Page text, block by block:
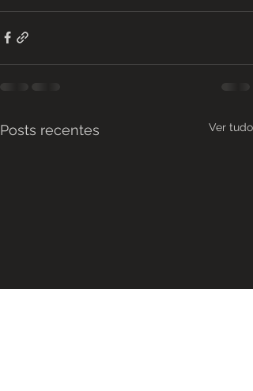
Posts recentes Ver tudo